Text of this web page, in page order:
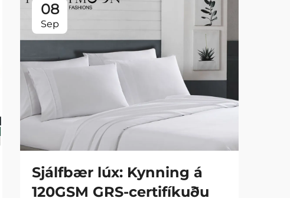
08
Sep
Sjálfbær lúx: Kynning á
120GSM GRS-certifíkuðu